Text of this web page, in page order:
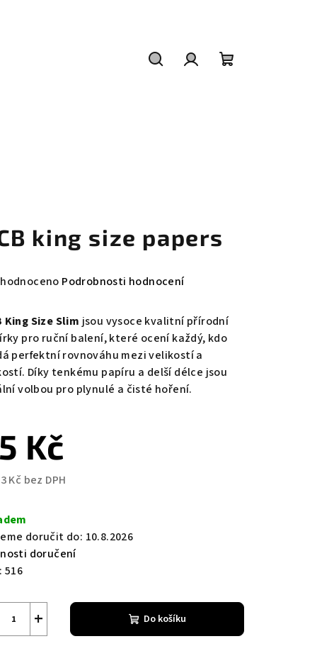
king size papers
Podrobnosti hodnocení
King Size Slimjsou vysoce kvalitní přírodní
pro ruční balení, které ocení každý, kdo
perfektní rovnováhu mezi velikostí a
Díky tenkému papíru a delší délce jsou
volbou pro plynulé a čisté hoření.
Kč
Kč bez DPH
doručit do: 10.8.2026
doručení
516
+ Do košíku